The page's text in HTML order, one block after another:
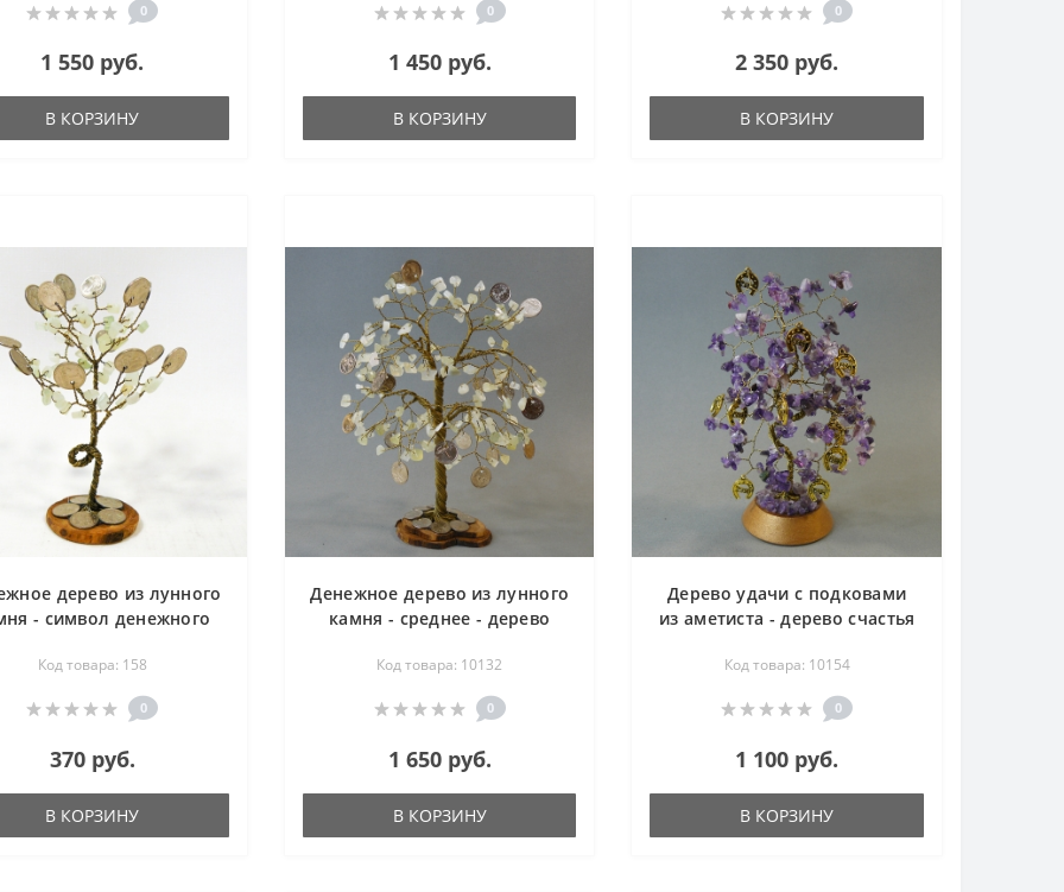
0
1 550 руб.
В КОРЗИНУ
0
1 450 руб.
В КОРЗИНУ
0
2 350 руб.
В КОРЗИНУ
дерево из лунного
- символ денежного
дерево удачи
Код товара: 158
0
370 руб.
В КОРЗИНУ
Денежное дерево из лунного
камня - среднее - дерево
Код товара: 10132
0
1 650 руб.
В КОРЗИНУ
Дерево удачи с подковами
из аметиста - дерево счастья
Код товара: 10154
0
1 100 руб.
В КОРЗИНУ